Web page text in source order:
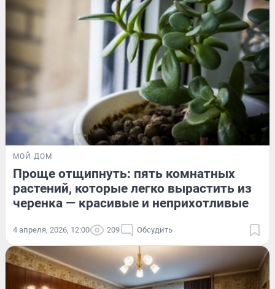
МОЙ ДОМ
Проще отщипнуть: пять комнатных
растений, которые легко вырастить из
черенка — красивые и неприхотливые
4 апреля, 2026, 12:00 209 Обсудить